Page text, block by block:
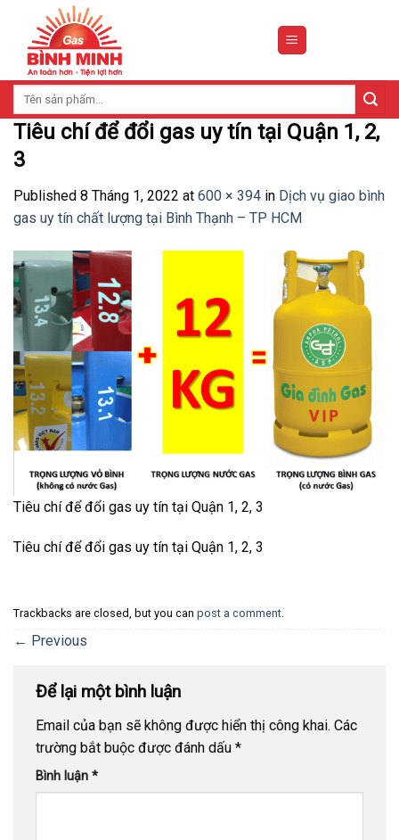
content
Tiêu chí để đổi gas uy tín tại Quận 1, 2,
3
Published 8 Tháng 1, 2022 at 600 × 394 in Dịch vụ giao bình
gas uy tín chất lượng tại Bình Thạnh – TP HCM
Tiêu chí để đổi gas uy tín tại Quận 1, 2, 3
Tiêu chí để đổi gas uy tín tại Quận 1, 2, 3
Trackbacks are closed, but you can post a comment
← Previous
Để lại một bình luận
Email của bạn sẽ không được hiển thị công khai. Các
trường bắt buộc được đánh dấu *
Bình luận *